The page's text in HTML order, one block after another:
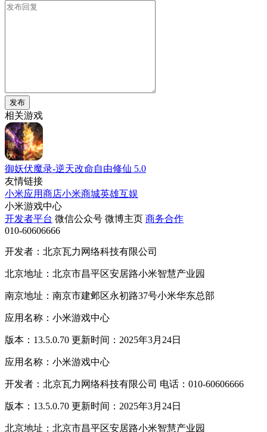
发布
相关游戏
御妖伏魔录-逆天改命自由修仙 5.0
友情链接
小米应用商店小米商城英雄互娱
小米游戏中心
开发者平台 微信公众号 微博主页 商务合作
010-60606666
开发者：北京瓦力网络科技有限公司
北京地址：北京市昌平区安居路小米智慧产业园
南京地址：南京市建邺区永初路37号小米华东总部
应用名称：小米游戏中心
版本：13.5.0.70 更新时间：2025年3月24日
应用名称：小米游戏中心
开发者：北京瓦力网络科技有限公司 电话：010-60606666
版本：13.5.0.70 更新时间：2025年3月24日
北京地址：北京市昌平区安居路小米智慧产业园